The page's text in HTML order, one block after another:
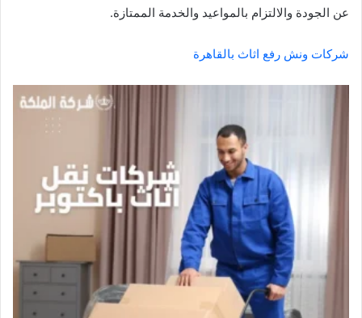
عن الجودة والالتزام بالمواعيد والخدمة الممتازة.
شركات ونش رفع اثاث بالقاهرة